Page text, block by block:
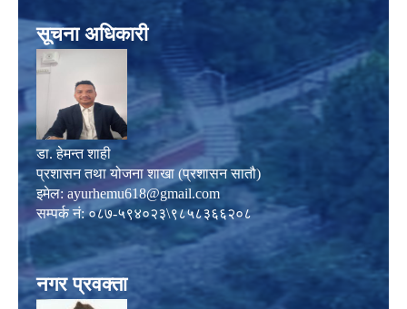
सूचना अधिकारी
डा. हेमन्त शाही
प्रशासन तथा योजना शाखा (प्रशासन सातौ)
इमेल: ayurhemu618@gmail.com
सम्पर्क नं: ०८७-५९४०२३\९८५८३६६२०८
नगर प्रवक्ता